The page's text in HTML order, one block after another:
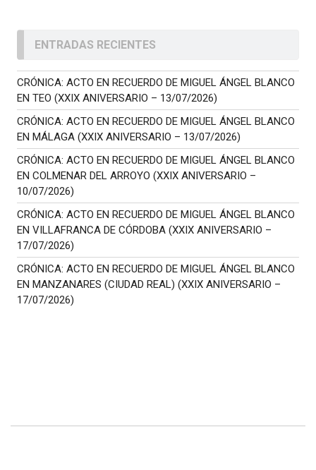
ENTRADAS RECIENTES
CRÓNICA: ACTO EN RECUERDO DE MIGUEL ÁNGEL BLANCO
EN TEO (XXIX ANIVERSARIO – 13/07/2026)
CRÓNICA: ACTO EN RECUERDO DE MIGUEL ÁNGEL BLANCO
EN MÁLAGA (XXIX ANIVERSARIO – 13/07/2026)
CRÓNICA: ACTO EN RECUERDO DE MIGUEL ÁNGEL BLANCO
EN COLMENAR DEL ARROYO (XXIX ANIVERSARIO –
10/07/2026)
CRÓNICA: ACTO EN RECUERDO DE MIGUEL ÁNGEL BLANCO
EN VILLAFRANCA DE CÓRDOBA (XXIX ANIVERSARIO –
17/07/2026)
CRÓNICA: ACTO EN RECUERDO DE MIGUEL ÁNGEL BLANCO
EN MANZANARES (CIUDAD REAL) (XXIX ANIVERSARIO –
17/07/2026)